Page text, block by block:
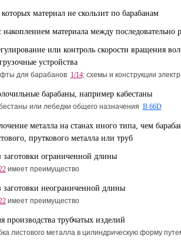
материал не скользит по барабанам
накоплением материала между
или контроль скорости вращения
устройства
для барабанов 1/14; схемы и конструкции
барабаны, например кабестаны
или лебедки общего назначения B 66D
металла на станах иного типа, чем
пруткового металла или труб
заготовки ограниченной длины
имеет преимущество
заготовки неограниченной длины
имеет преимущество
производства трубчатых изделий
листового металла в цилиндрическую форму